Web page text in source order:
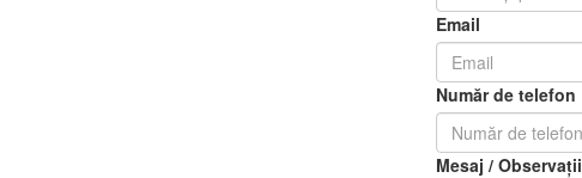
Email
Număr de telefon
Mesaj / Observații